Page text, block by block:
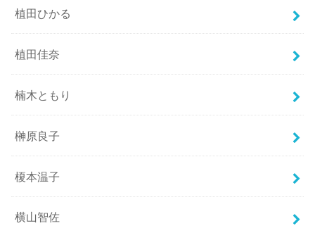
植田ひかる
植田佳奈
楠木ともり
榊原良子
榎本温子
横山智佐